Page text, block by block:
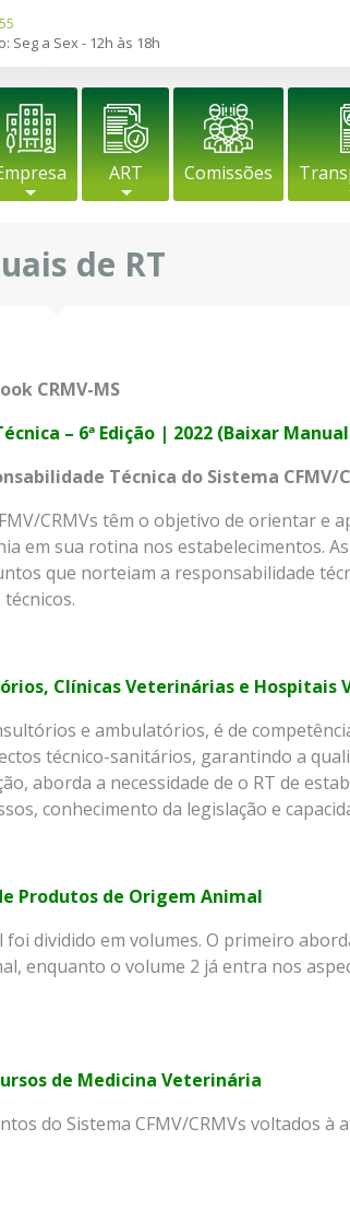
Seg a Sex - 12h às 18h
ART Comissões
de RT
CRMV-MS
– 6ª Edição | 2022 (Baixar
Técnica do Sistema CFMV/
CRMVs têm o objetivo de orientar e
em sua rotina nos estabelecimentos.
que norteiam a responsabilidade
Clínicas Veterinárias e Hospitais
e ambulatórios, é de
técnico-sanitários, garantindo a
aborda a necessidade de o RT de
conhecimento da legislação e
Produtos de Origem Animal
dividido em volumes. O primeiro
enquanto o volume 2 já entra nos
de Medicina Veterinária
do Sistema CFMV/CRMVs voltados à